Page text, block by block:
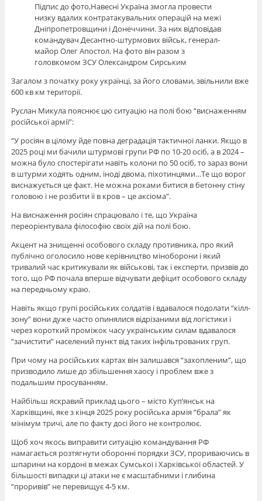
Підпис до фото,Навесні Україна змогла провести
низку вдалих контратакувальних операцій на межі
Дніпропетровщини і Донеччини. За них відповідав
командувач Десантно-штурмових військ, генерал-
майор Олег Апостол. На фото він разом з
головкомом ЗСУ Олександром Сирським
Загалом з початку року українці, за його словами, звільнили вже
600 кв км території.
Руслан Микула пояснює цю ситуацію на полі бою “виснаженням
російської армії”:
“У росіян в цілому йде повна деградація тактичної ланки. Якщо в
2025 році ми бачили штурмові групи РФ по 10-20 осіб, а в 2024 –
можна було спостерігати навіть колони по 50 осіб, то зараз вони
в штурми ходять одним, іноді двома, піхотинцями…Те що ворог
виснажується це факт. Не можна роками битися в бетонну стіну
головою і не розбити її в кров – це аксіома”.
На виснаження росіян спрацювало і те, що Україна
переорієнтувала філософію своїх дій на полі бою.
Акцент на знищенні особового складу противника, про який
публічно оголосило нове керівництво міноборони і який
тривалий час критикували як військові, так і експерти, призвів до
того, що РФ почала вперше відчувати дефіцит особового складу
на передньому краю.
Навіть якщо групі російських солдатів і вдавалося подолати “кілл-
зону” вони дуже часто опинялися відрізаними від логістики і
через короткий проміжок часу українським силам вдавалося
“зачистити” населений пункт від таких інфільтрованих груп.
При чому на російських картах він залишався “захопленим”, що
призводило лише до збільшення хаосу і проблем вже з
подальшим просуванням.
Найбільш яскравий приклад цього – місто Куп’янськ на
Харківщині, яке з кінця 2025 року російська армія “брала” як
мінімум тричі, але по факту досі його не контролює.
Щоб хоч якось виправити ситуацію командування РФ
намагається розтягнути оборонні порядки ЗСУ, прориваючись в
шпарини на кордоні в межах Сумської і Харківської областей. У
більшості випадки ці атаки не є масштабними і глибина
“проривів” не перевищує 4-5 км.